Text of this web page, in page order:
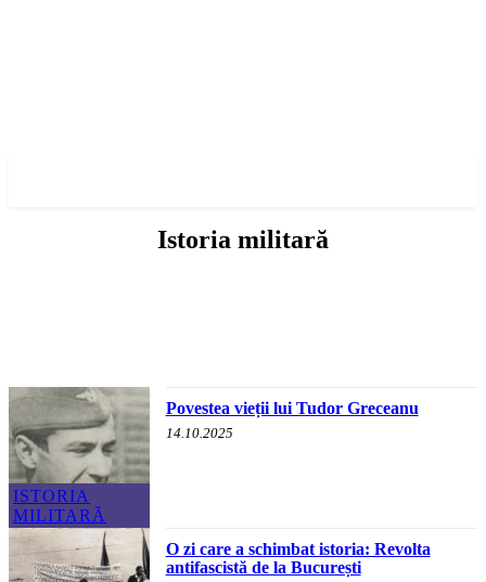
Istoria militară
ISTORIA
MILITARĂ
Povestea vieții lui Tudor Greceanu
14.10.2025
O zi care a schimbat istoria: Revolta
antifascistă de la București